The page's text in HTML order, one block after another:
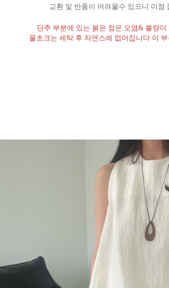
교환 및 반품이 어려울수 있으니 이점
단추 부분에 있는 붉은 점은 오염& 불량이
물초크는 세탁 후 자연스레 없어집니다 이